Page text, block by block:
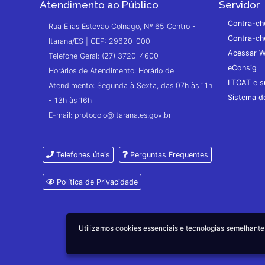
Atendimento ao Público
Rua Elias Estevão Colnago, Nº 65 Centro -
Itarana/ES | CEP: 29620-000
Telefone Geral: (27) 3720-4600
Horários de Atendimento: Horário de
Atendimento: Segunda à Sexta, das 07h às 11h
- 13h às 16h
E-mail: protocolo@itarana.es.gov.br
Telefones úteis Perguntas Frequentes
Política de Privacidade
Servidor
Contra-
Contra-
Acessar
eConsig
LTCAT e
Sistema
Utilizamos cookies essenciais e tecnologias